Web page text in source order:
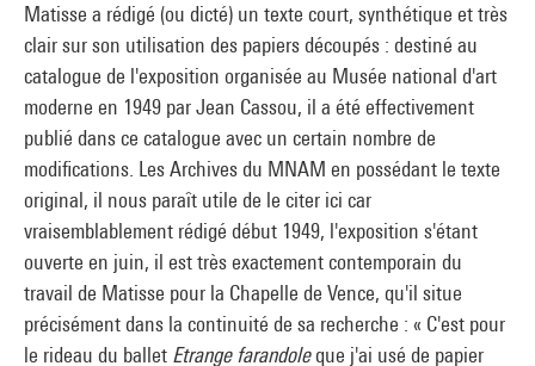
mars 1949 – se situent juste aprèsJazzet représentent
l’aboutissement d’une période d’expérimentation, à plus
large échelle que les petites planches du livre ;
expérimentation des rapports quantitatifs de couleur, par le
biais des morceaux de papier découpé permettant de la doser
de la façon la plus rigoureuse et la plus sensible en même
temps, en vue de transformer ces rapports de couleurs en
rapports de lumière.
La conception de la deuxième maquette est d’ailleurs reliée
très directement àJazz et aux souvenirs de Tahiti. Les formes
et les couleurs des découpages évoquent les planches de
Matisse a rédigé (ou dicté) un texte court, synthétique et très
clair sur son utilisation des papiers découpés : destiné au
catalogue de l'exposition organisée au Musée national d'art
moderne en 1949 par Jean Cassou, il a été effectivement
publié dans ce catalogue avec un certain nombre de
modifications. Les Archives du MNAM en possédant le texte
original, il nous paraît utile de le citer ici car
vraisemblablement rédigé début 1949, l'exposition s'étant
ouverte en juin, il est très exactement contemporain du
travail de Matisse pour la Chapelle de Vence, qu'il situe
précisément dans la continuité de sa recherche : « C'est pour
le rideau du ballet Etrange farandoleque j'ai usé de papier